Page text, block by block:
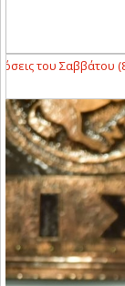
του Σαββάτου (8/8)